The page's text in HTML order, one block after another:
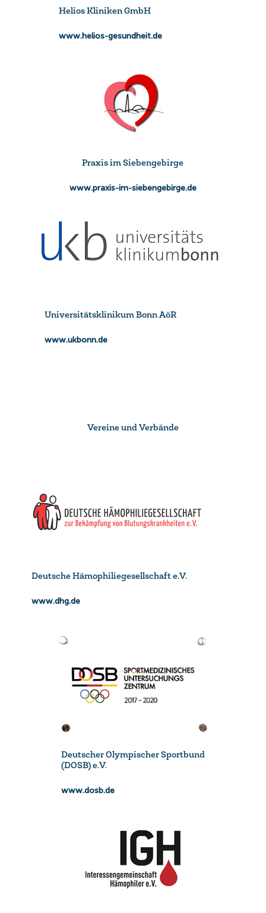
Helios Kliniken GmbH
www.helios-gesundheit.de
Praxis im Siebengebirge
www.praxis-im-siebengebirge.de
Universitätsklinikum Bonn AöR
www.ukbonn.de
Vereine und Verbände
Deutsche Hämophiliegesellschaft e.V.
www.dhg.de
Deutscher Olympischer Sportbund
(DOSB) e.V.
www.dosb.de